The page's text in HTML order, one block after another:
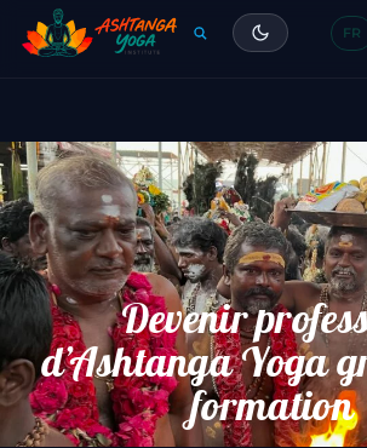
Formation
Glossaire
Contact
FR
Devenir
d’Ashtanga Yoga
formation